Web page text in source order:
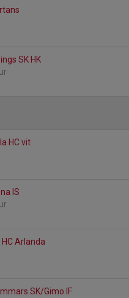
SK HK
HC vit
IS
Arlanda
SK/Gimo IF